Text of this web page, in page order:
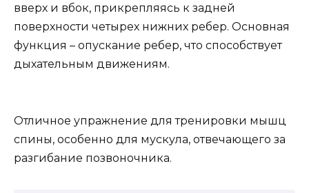
вверх и вбок, прикрепляясь к задней
поверхности четырех нижних ребер. Основная
функция – опускание ребер, что способствует
дыхательным движениям.
Отличное упражнение для тренировки мышц
спины, особенно для мускула, отвечающего за
разгибание позвоночника.